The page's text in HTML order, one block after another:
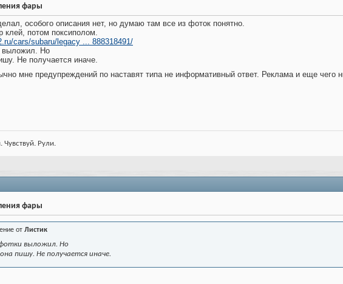
фары
особого описания нет, но думаю там все из фоток понятно.
клей, потом поксиполом.
cars/subaru/legacy ... 888318491/
Но
Не получается иначе.
мне предупреждений по наставят типа не информативный ответ. Реклама и еще чего
Рули.
фары
от Листик
выложил. Но
пишу. Не получается иначе.